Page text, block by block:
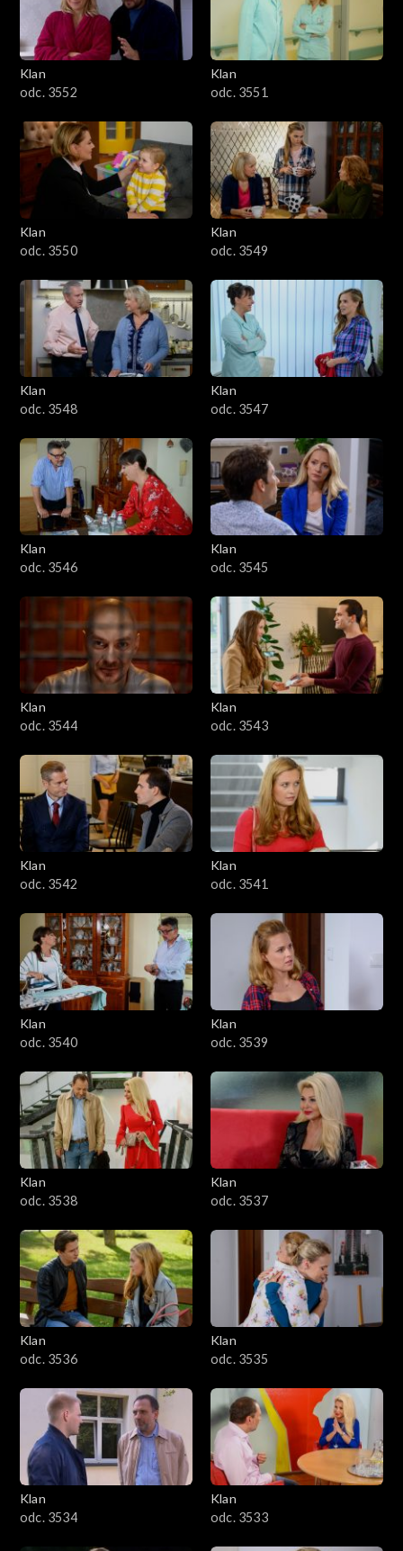
Klan
odc. 3552
Klan
odc. 3551
Klan
odc. 3550
Klan
odc. 3549
Klan
odc. 3548
Klan
odc. 3547
Klan
odc. 3546
Klan
odc. 3545
Klan
odc. 3544
Klan
odc. 3543
Klan
odc. 3542
Klan
odc. 3541
Klan
odc. 3540
Klan
odc. 3539
Klan
odc. 3538
Klan
odc. 3537
Klan
odc. 3536
Klan
odc. 3535
Klan
odc. 3534
Klan
odc. 3533